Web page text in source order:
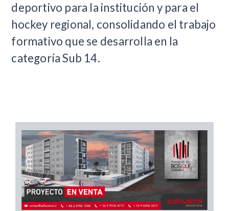
deportivo para la institución y para el
hockey regional, consolidando el trabajo
formativo que se desarrolla en la
categoría Sub 14.